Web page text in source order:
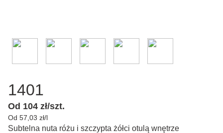
1401
Od 104 zł/szt.
Od 57,03 zł/l
Subtelna nuta różu i szczypta żółci otulą wnętrze